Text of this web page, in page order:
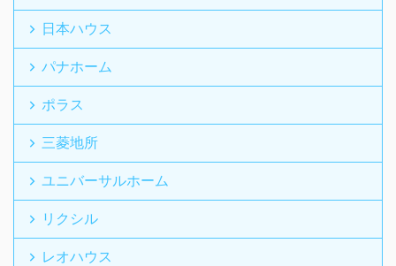
日本ハウス
パナホーム
ポラス
三菱地所
ユニバーサルホーム
リクシル
レオハウス